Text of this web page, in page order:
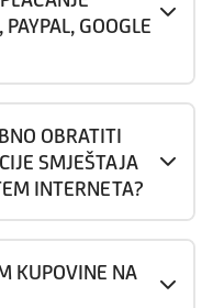
GOOGLE
OBRATITI
SMJEŠTAJA
INTERNETA?
KUPOVINE NA